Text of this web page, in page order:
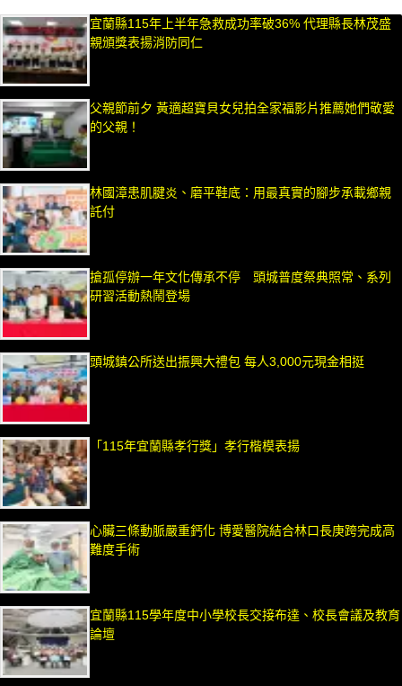
宜蘭縣115年上半年急救成功率破36% 代理縣長林茂盛
親頒獎表揚消防同仁
父親節前夕 黃適超寶貝女兒拍全家福影片推薦她們敬愛
的父親！
林國漳患肌腱炎、磨平鞋底：用最真實的腳步承載鄉親
託付
搶孤停辦一年文化傳承不停 頭城普度祭典照常、系列
研習活動熱鬧登場
頭城鎮公所送出振興大禮包 每人3,000元現金相挺
「115年宜蘭縣孝行獎」孝行楷模表揚
心臟三條動脈嚴重鈣化 博愛醫院結合林口長庚跨完成高
難度手術
宜蘭縣115學年度中小學校長交接布達、校長會議及教育
論壇